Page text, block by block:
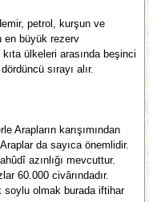
petrol, kurşun ve
en büyük rezerv
ülkeleri arasında beşinci
sırayı alır.
Arapların karışımından
da sayıca önemlidir.
azınlığı mevcuttur.
60.000 civârındadır.
soylu olmak burada iftihar